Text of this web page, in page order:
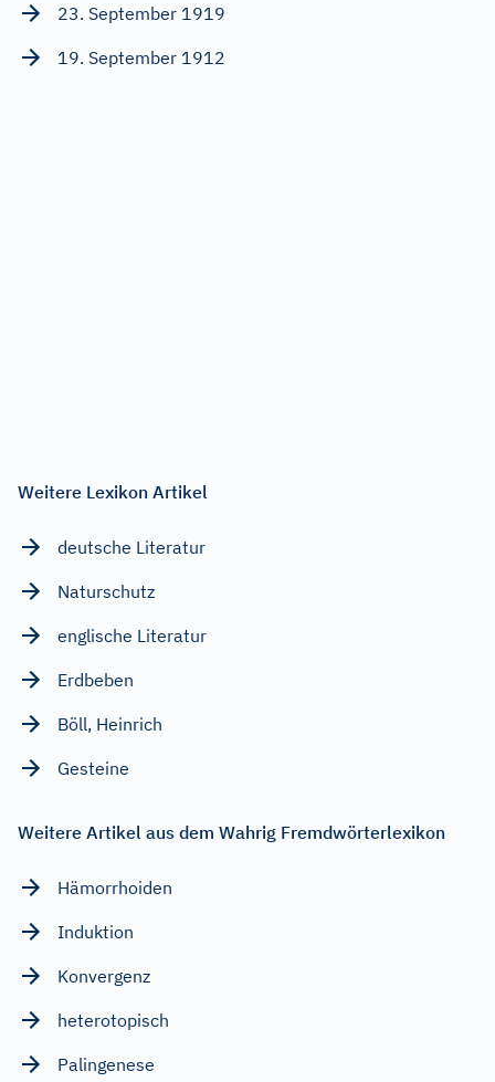
23. September 1919
19. September 1912
Weitere Lexikon Artikel
deutsche Literatur
Naturschutz
englische Literatur
Erdbeben
Böll, Heinrich
Gesteine
Weitere Artikel aus dem Wahrig Fremdwörterlexikon
Hämorrhoiden
Induktion
Konvergenz
heterotopisch
Palingenese